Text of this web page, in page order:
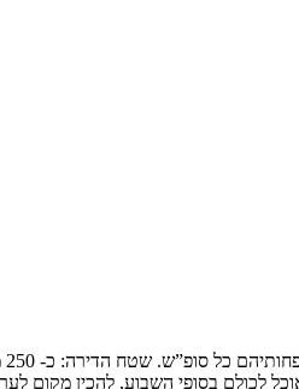
לכולם בסופי השבוע, להכין מקום